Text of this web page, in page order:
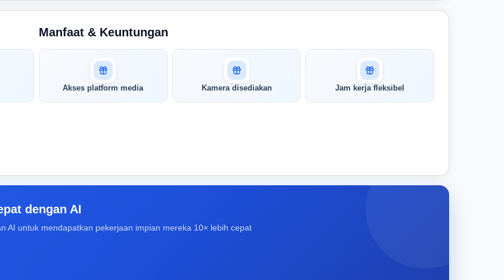
Manfaat & Keuntungan
Akses platform media Kamera disediakan Jam kerja fleksibel
dengan AI
AI untuk mendapatkan pekerjaan impian mereka 10× lebih cepat